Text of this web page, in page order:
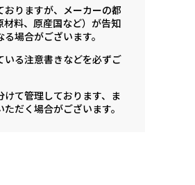
おりますが、メーカーの都
料、原産国など）が告知
場合がございます。
いる注意書きなどを必ずご
て管理しております、ま
だく場合がございます。